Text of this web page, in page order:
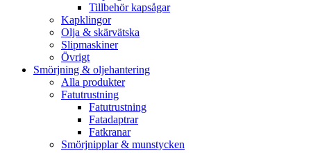
Tillbehör kapsågar
Kapklingor
Olja & skärvätska
Slipmaskiner
Övrigt
Smörjning & oljehantering
Alla produkter
Fatutrustning
Fatutrustning
Fatadaptrar
Fatkranar
Smörjnipplar & munstycken